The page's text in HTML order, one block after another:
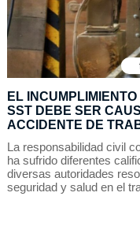
EL
SST DEBE SER
ACCIDENTE DE
La responsabilidad civil
ha sufrido diferentes
diversas autoridades
seguridad y salud en el